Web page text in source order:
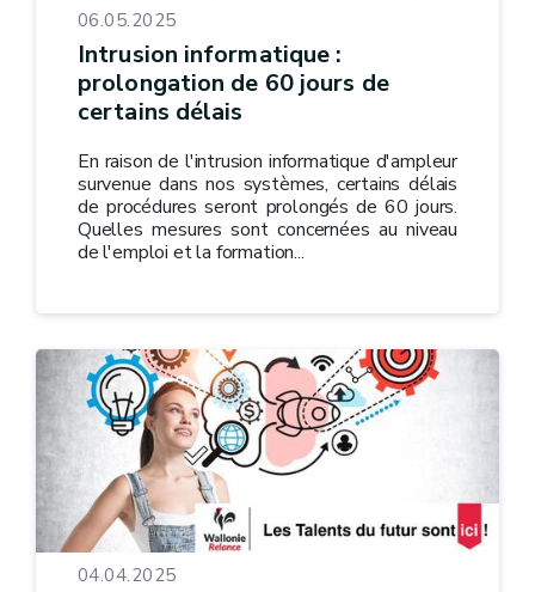
06.05.2025
Intrusion informatique :
prolongation de 60 jours de
certains délais
En raison de l'intrusion informatique d'ampleur
survenue dans nos systèmes, certains délais
de procédures seront prolongés de 60 jours.
Quelles mesures sont concernées au niveau
de l'emploi et la formation...
04.04.2025